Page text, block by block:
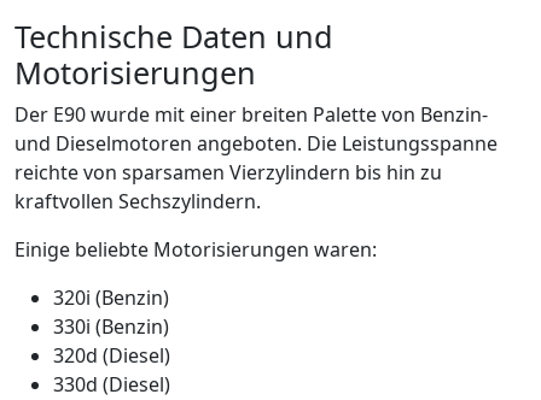
Technische Daten und
Motorisierungen
Der E90 wurde mit einer breiten Palette von Benzin-
und Dieselmotoren angeboten. Die Leistungsspanne
reichte von sparsamen Vierzylindern bis hin zu
kraftvollen Sechszylindern.
Einige beliebte Motorisierungen waren:
320i (Benzin)
330i (Benzin)
320d (Diesel)
330d (Diesel)